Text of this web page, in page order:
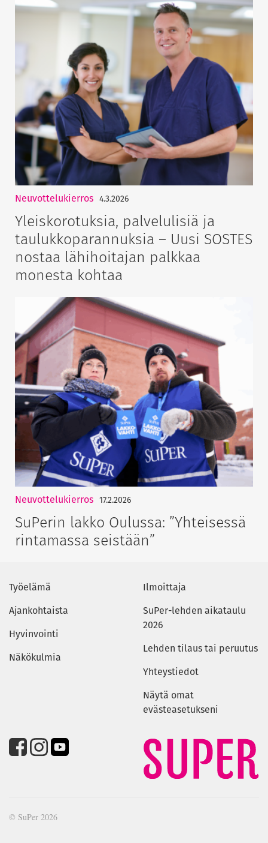
Neuvottelukierros 4.3.2026
Yleiskorotuksia, palvelulisiä ja
taulukkoparannuksia – Uusi SOSTES
nostaa lähihoitajan palkkaa
monesta kohtaa
Neuvottelukierros 17.2.2026
SuPerin lakko Oulussa: ”Yhteisessä
rintamassa seistään”
Työelämä
Ajankohtaista
Hyvinvointi
Näkökulmia
Ilmoittaja
SuPer-lehden aikataulu
2026
Lehden tilaus tai peruutus
Yhteystiedot
Näytä omat
evästeasetukseni
© SuPer 2026